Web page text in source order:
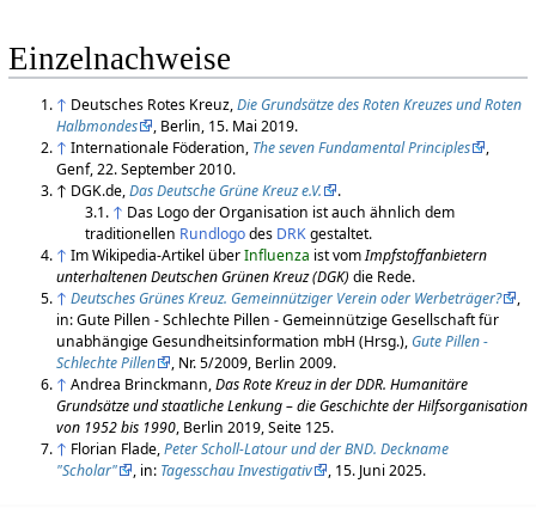
Einzelnachweise
↑ Deutsches Rotes Kreuz,Die Grundsätze des Roten Kreuzes und Roten
Halbmondes
, Berlin, 15. Mai 2019.
↑ Internationale Föderation, The seven Fundamental Principles
,
Genf, 22. September 2010.
↑ DGK.de,Das Deutsche Grüne Kreuz e.V.
.
↑ Das Logo der Organisation ist auch ähnlich dem
traditionellen Rundlogodes DRKgestaltet.
↑ Im Wikipedia-Artikel überInfluenza ist vomImpfstoffanbietern
unterhaltenen Deutschen Grünen Kreuz (DGK) die Rede.
↑ Deutsches Grünes Kreuz. Gemeinnütziger Verein oder Werbeträger?
,
in: Gute Pillen - Schlechte Pillen - Gemeinnützige Gesellschaft für
unabhängige Gesundheitsinformation mbH (Hrsg.), Gute Pillen -
Schlechte Pillen
, Nr. 5/2009, Berlin 2009.
↑ Andrea Brinckmann,Das Rote Kreuz in der DDR. Humanitäre
Grundsätze und staatliche Lenkung – die Geschichte der Hilfsorganisation
von 1952 bis 1990, Berlin 2019, Seite 125.
↑ Florian Flade,Peter Scholl-Latour und der BND. Deckname
"Scholar"
, in: Tagesschau Investigativ , 15. Juni 2025.